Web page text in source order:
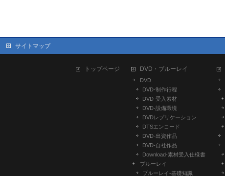
サイトマップ
トップページ DVD・ブルーレイ
DVD
DVD-制作行程
DVD-受入素材
DVD-設備環境
DVDレプリケーション
DTSエンコード
DVD-出資作品
DVD-自社作品
​Download-素材受入仕様書
ブルーレイ
ブルーレイ-基礎知識